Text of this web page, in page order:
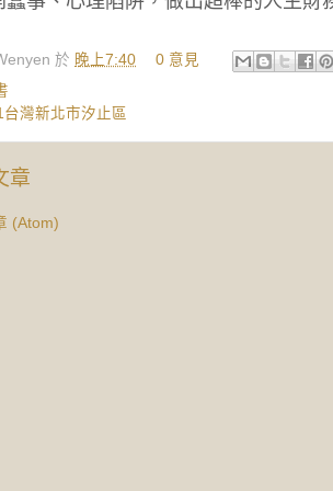
於 晚上7:40
0 意見
台灣新北市汐止區
章
(Atom)